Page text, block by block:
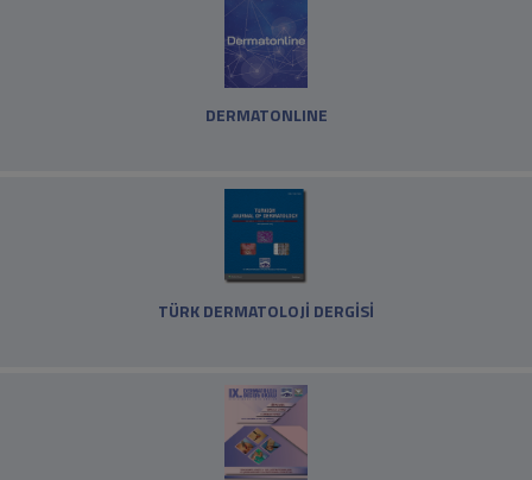
DERMATONLINE
TÜRK DERMATOLOJİ DERGİSİ